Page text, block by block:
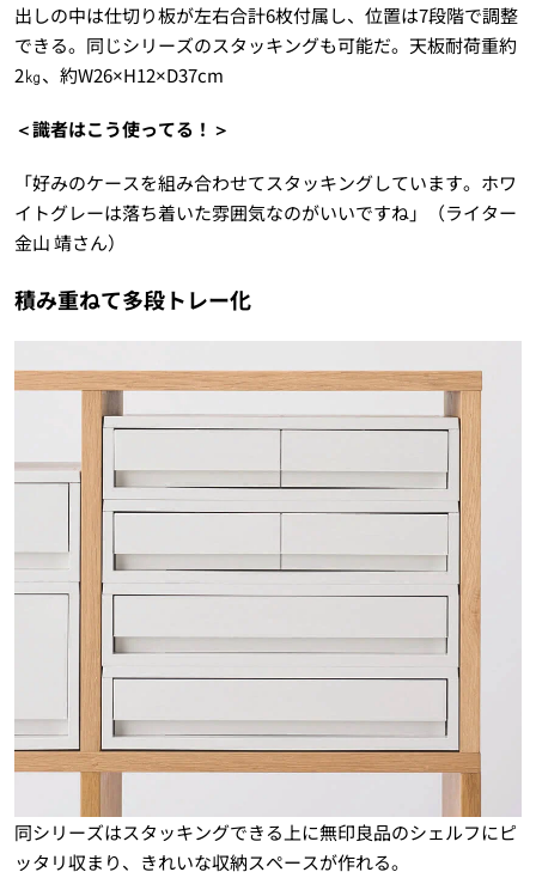
出しの中は仕切り板が左右合計6枚付属し、位置は7段階で調整
できる。同じシリーズのスタッキングも可能だ。天板耐荷重約
2㎏、約W26×H12×D37cm
＜識者はこう使ってる！＞
「好みのケースを組み合わせてスタッキングしています。ホワ
イトグレーは落ち着いた雰囲気なのがいいですね」（ライター
金山 靖さん）
積み重ねて多段トレー化
同シリーズはスタッキングできる上に無印良品のシェルフにピ
ッタリ収まり、きれいな収納スペースが作れる。